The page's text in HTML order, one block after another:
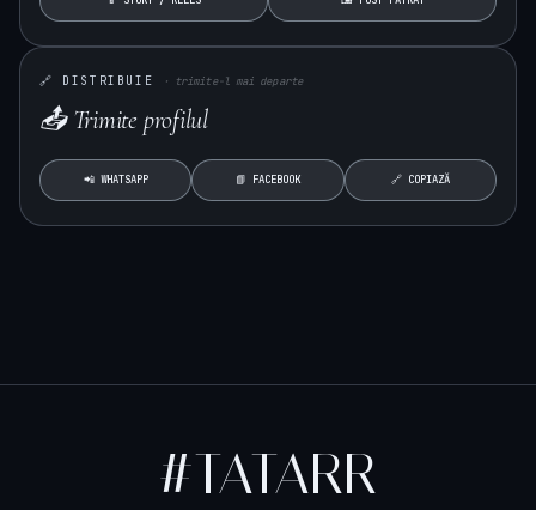
🔗 DISTRIBUIE · trimite-l mai departe
📤 Trimite profilul
📲 WHATSAPP 📘 FACEBOOK 🔗 COPIAZĂ
#TATARR